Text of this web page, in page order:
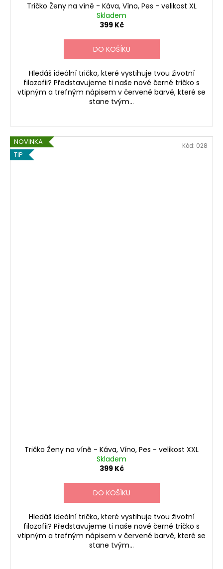
Tričko Ženy na víně - Káva, Víno, Pes - velikost XL
Skladem
399 Kč
DO KOŠÍKU
Hledáš ideální tričko, které vystihuje tvou životní
filozofii? Představujeme ti naše nové černé tričko s
vtipným a trefným nápisem v červené barvě, které se
stane tvým...
NOVINKA
TIP
Tričko Ženy na víně - Káva, Víno, Pes - velikost XXL
Skladem
399 Kč
DO KOŠÍKU
Hledáš ideální tričko, které vystihuje tvou životní
filozofii? Představujeme ti naše nové černé tričko s
vtipným a trefným nápisem v červené barvě, které se
stane tvým...
Kód: 028